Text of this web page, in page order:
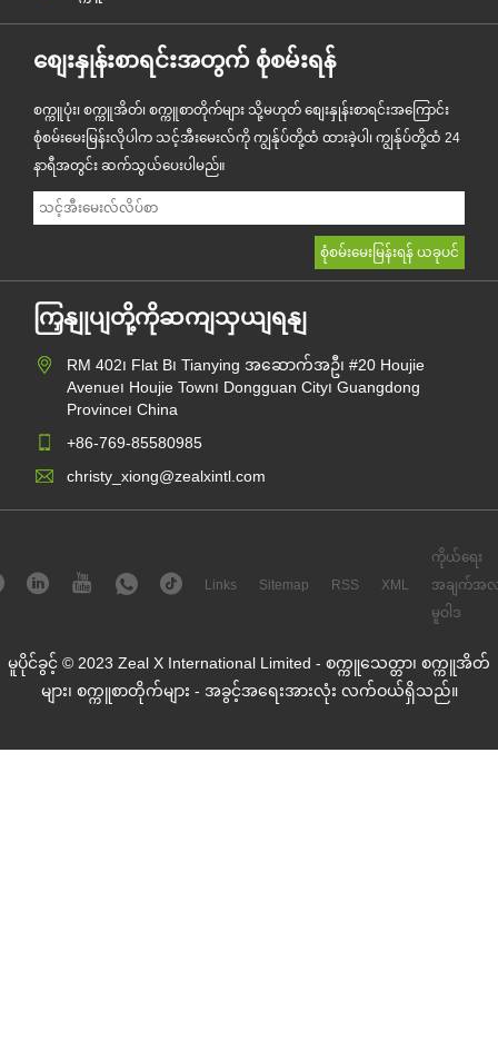
စျေးနှုန်းစာရင်းအတွက် စုံစမ်းရန်
စက္ကူပုံး၊ စက္ကူအိတ်၊ စက္ကူစာတိုက်များ သို့မဟုတ် စျေးနှုန်းစာရင်းအကြောင်း
စုံစမ်းမေးမြန်းလိုပါက သင့်အီးမေးလ်ကို ကျွန်ုပ်တို့ထံ ထားခဲ့ပါ၊ ကျွန်ုပ်တို့ထံ 24
နာရီအတွင်း ဆက်သွယ်ပေးပါမည်။
ကြှနျုပျတို့ကိုဆကျသှယျရနျ
RM 402၊ Flat B၊ Tianying အဆောက်အဦ၊ #20 Houjie
Avenue၊ Houjie Town၊ Dongguan City၊ Guangdong
Province၊ China
+86-769-85580985
christy_xiong@zealxintl.com
Links Sitemap RSS XML
ကိုယ်ရေး
အချက်အ
မူဝါဒ
မူပိုင်ခွင့် © 2023 Zeal X International Limited - စက္ကူသေတ္တာ၊ စက္ကူအိတ်
များ၊ စက္ကူစာတိုက်များ - အခွင့်အရေးအားလုံး လက်ဝယ်ရှိသည်။